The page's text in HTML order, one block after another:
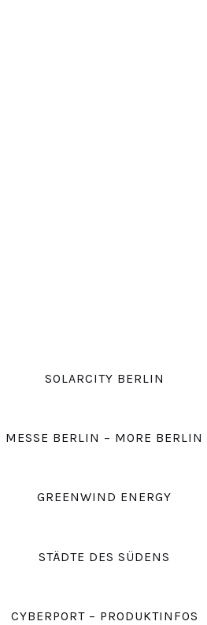
SOLARCITY BERLIN
MESSE BERLIN – MORE BERLIN
GREENWIND ENERGY
STÄDTE DES SÜDENS
CYBERPORT – PRODUKTINFOS